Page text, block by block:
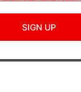
SIGN UP